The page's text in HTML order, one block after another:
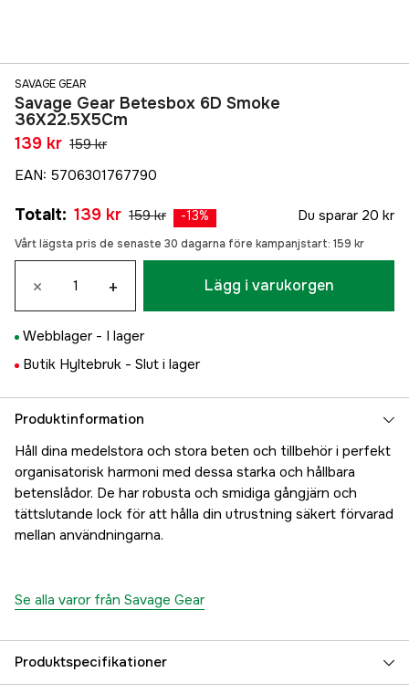
SAVAGE GEAR
Savage Gear Betesbox 6D Smoke
36X22.5X5Cm
139 kr 159 kr
EAN: 5706301767790
Totalt: 139 kr 159 kr -13% Du sparar 20 kr
Vårt lägsta pris de senaste 30 dagarna före kampanjstart: 159 kr
× + Lägg i varukorgen
Webblager - I lager
Butik Hyltebruk - Slut i lager
Produktinformation
Håll dina medelstora och stora beten och tillbehör i perfekt
organisatorisk harmoni med dessa starka och hållbara
betenslådor. De har robusta och smidiga gångjärn och
tättslutande lock för att hålla din utrustning säkert förvarad
mellan användningarna.
Se alla varor från Savage Gear
Produktspecifikationer